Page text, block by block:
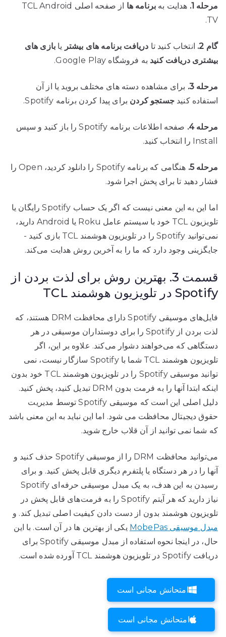
مرحله 1. هدایت به برنامه ها
از صفحه اصلی TCL Android
TV.
گام 2. انتخاب کنید تا دریافت برنامه های بیشتر یا بازی های
بیشتری دریافت کنید به فروشگاه Google Play.
مرحله 3.
برای مشاهده دسته های مختلف بروید یا از آن
استفاده کنیدجستجو کردن برای پیدا کردن برنامه Spotify.
مرحله 4.
صفحه اطلاعات برنامه Spotify را باز کنید و سپس
Install را انتخاب کنید.
مرحله 5.
هنگامی که برنامه Spotify را دانلود کردید، Open را
فشار دهید تا برای پخش اجرا شود.
اما این به این معنی نیست که اگر یک حساب Spotify رایگان یا
تلویزیون TCL خود با سیستم عامل Roku یا Android دارید،
نمی‌توانید Spotify را در تلویزیون هوشمند TCL بازی کنید -
جایگزینی وجود دارد که ما را به آخرین روش هدایت می‌کند.
قسمت 3. بهترین روش برای لذت بردن از
Spotify در تلویزیون هوشمند TCL
فایل‌های موسیقی Spotify دارای محافظت DRM هستند، که
لذت بردن از Spotify را برای دوستداران موسیقی در هر
دستگاهی که می‌خواهند دشوار می‌کند. علاوه بر این، اگر
تلویزیون هوشمند TCL شما با Spotify سازگار نیست، نمی
توانید موسیقی Spotify را در تلویزیون هوشمند TCL خود بدون
اینکه ابتدا آنها را به فرمت بدون DRM تبدیل کنید، پخش کنید.
دلیل اصلی این است که موسیقی Spotify توسط مدیریت
حقوق دیجیتال محافظت می شود. اما این نباید به این معنی باشد
که شما نمی توانید از آن قلاب خارج شوید.
می‌توانید محافظت DRM را از موسیقی Spotify حذف کنید و
آنها را در هر دستگاه یا پلتفرم دیگری قابل پخش کنید. و برای
رسیدن به این هدف، به یک مبدل موسیقی حرفه‌ای Spotify
نیاز دارید که هر آیتم Spotify را به فرمت‌های قابل پخش در
تلویزیون هوشمند بدون از دست دادن کیفیت اصلی تبدیل کند. و
مبدل موسیقی MobePas
یکی از بهترین ها در آن است. با این
حال، در اینجا نحوه استفاده از مبدل موسیقی Spotify برای
دریافت Spotify در تلویزیون هوشمند TCL آورده شده است.
امتحانش مجانی است
امتحانش مجانی است